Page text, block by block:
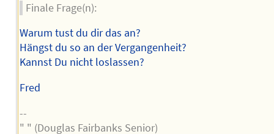
Finale Frage(n):
Warum tust du dir das an?
Hängst du so an der Vergangenheit?
Kannst Du nicht loslassen?
Fred
--
" " (Douglas Fairbanks Senior)